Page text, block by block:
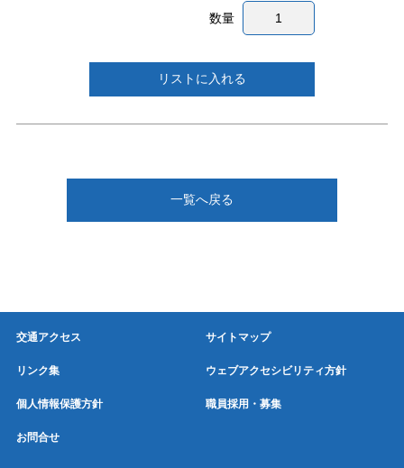
数量
リストに入れる
一覧へ戻る
交通アクセス サイトマップ
リンク集 ウェブアクセシビリティ方針
個人情報保護方針 職員採用・募集
お問合せ